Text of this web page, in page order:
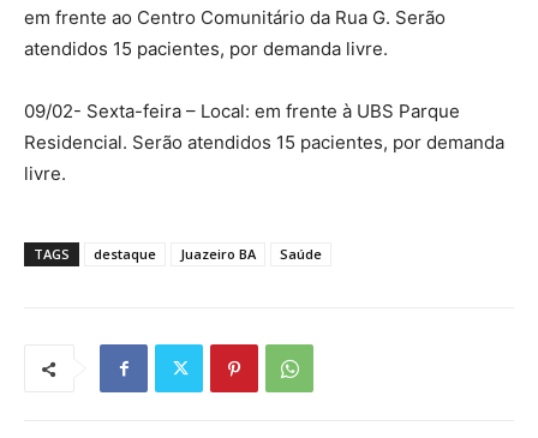
em frente ao Centro Comunitário da Rua G. Serão
atendidos 15 pacientes, por demanda livre.
09/02- Sexta-feira – Local: em frente à UBS Parque
Residencial. Serão atendidos 15 pacientes, por demanda
livre.
TAGS destaque Juazeiro BA Saúde